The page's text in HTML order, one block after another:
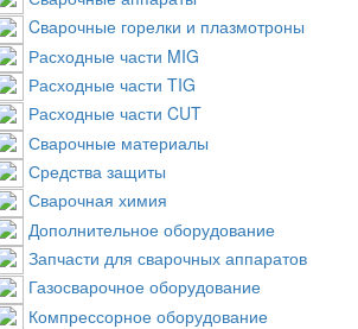
Cварочные горелки и плазмотроны
Расходные части MIG
Расходные части TIG
Расходные части CUT
Сварочные материалы
Средства защиты
Сварочная химия
Дополнительное оборудование
Запчасти для сварочных аппаратов
Газосварочное оборудование
Компрессорное оборудование